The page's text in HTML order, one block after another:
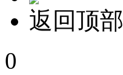
返回顶部
0